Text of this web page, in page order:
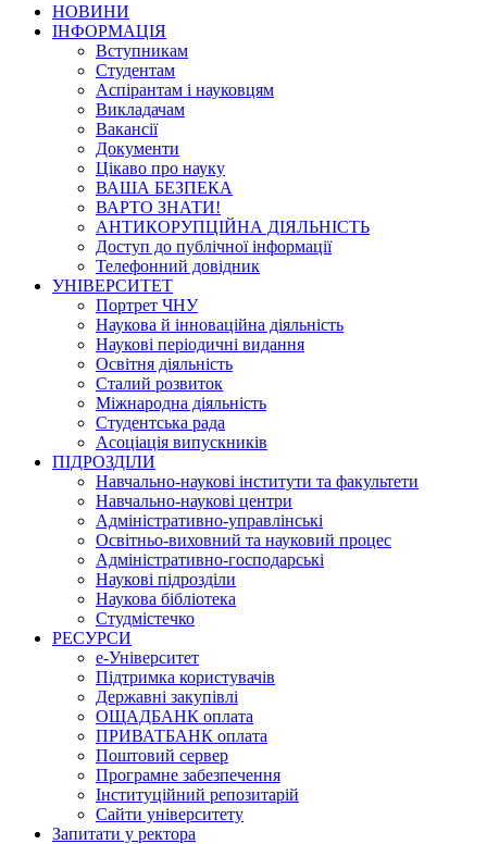
НОВИНИ
ІНФОРМАЦІЯ
Вступникам
Студентам
Аспірантам і науковцям
Викладачам
Вакансії
Документи
Цікаво про науку
ВАША БЕЗПЕКА
ВАРТО ЗНАТИ!
АНТИКОРУПЦІЙНА ДІЯЛЬНІСТЬ
Доступ до публічної інформації
Телефонний довідник
УНІВЕРСИТЕТ
Портрет ЧНУ
Наукова й інноваційна діяльність
Наукові періодичні видання
Освітня діяльність
Сталий розвиток
Міжнародна діяльність
Студентська рада
Асоціація випускників
ПІДРОЗДІЛИ
Навчально-наукові інститути та факультети
Навчально-наукові центри
Адміністративно-управлінські
Освітньо-виховний та науковий процес
Адміністративно-господарські
Наукові підрозділи
Наукова бібліотека
Студмістечко
РЕСУРСИ
е-Університет
Підтримка користувачів
Державні закупівлі
ОЩАДБАНК оплата
ПРИВАТБАНК оплата
Поштовий сервер
Програмне забезпечення
Інституційний репозитарій
Сайти університету
Запитати у ректора